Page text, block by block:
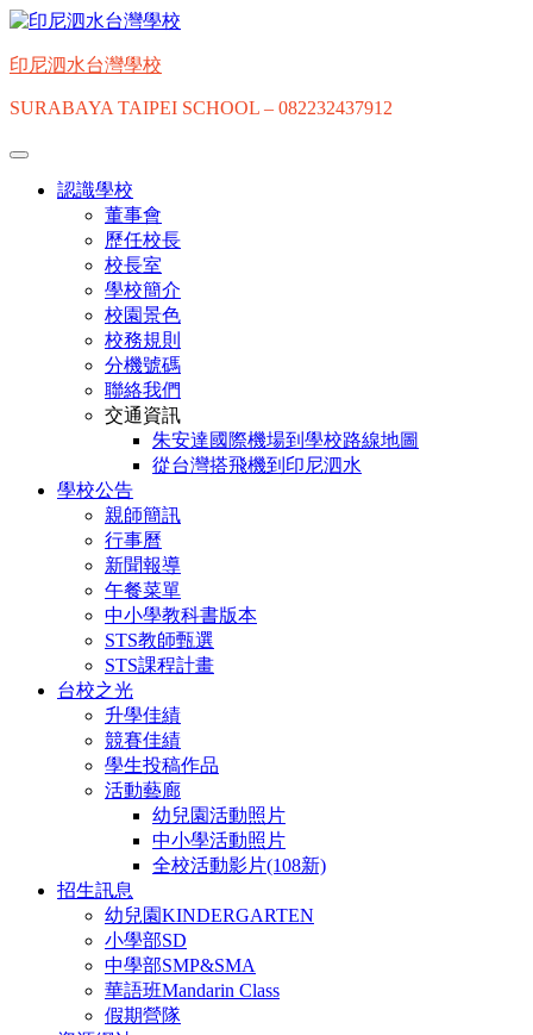
Skip
content
印尼泗水台灣學校
SURABAYA TAIPEI SCHOOL – 082232437912
認識學校
董事會
歷任校長
校長室
學校簡介
校園景色
校務規則
分機號碼
聯絡我們
交通資訊
朱安達國際機場到學校路線地圖
從台灣搭飛機到印尼泗水
學校公告
親師簡訊
行事曆
新聞報導
午餐菜單
中小學教科書版本
STS教師甄選
STS課程計畫
台校之光
升學佳績
競賽佳績
學生投稿作品
活動藝廊
幼兒園活動照片
中小學活動照片
全校活動影片(108新)
招生訊息
幼兒園KINDERGARTEN
小學部SD
中學部SMP&SMA
華語班Mandarin Class
假期營隊